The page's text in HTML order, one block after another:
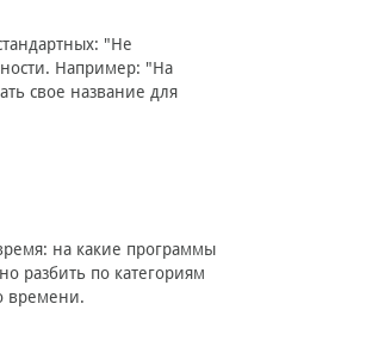
"Не
Например: "На
свое название для
на какие программы
разбить по категориям
времени.